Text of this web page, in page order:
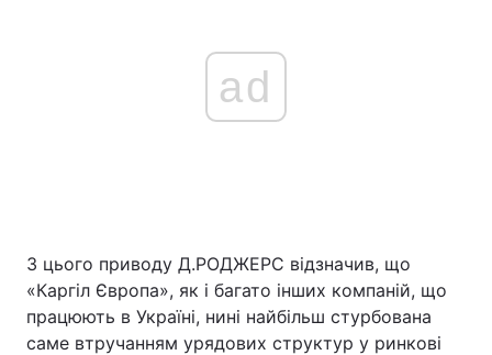
ad
З цього приводу Д.РОДЖЕРС відзначив, що
«Каргіл Європа», як і багато інших компаній, що
працюють в Україні, нині найбільш стурбована
саме втручанням урядових структур у ринкові